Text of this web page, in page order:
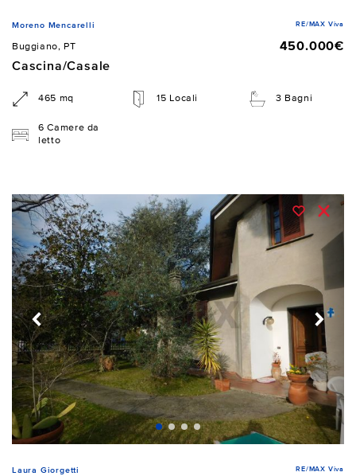
Moreno Mencarelli RE/MAX Viva
Buggiano, PT
450.000€
Cascina/Casale
465 mq 15 Locali 3 Bagni
6 Camere da
letto
Laura Giorgetti RE/MAX Viva